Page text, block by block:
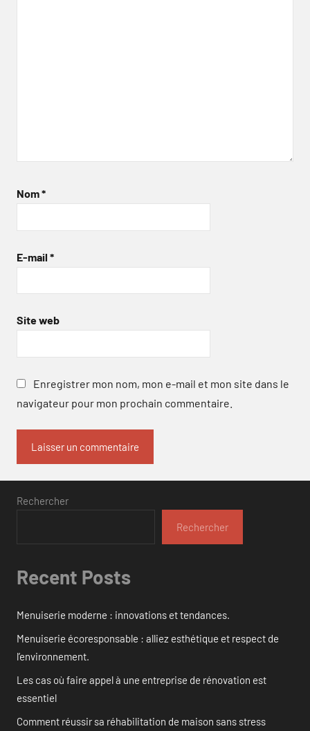
Nom*
E-mail *
Site web
Enregistrer mon nom, mon e-mail et mon site dans le
navigateur pour mon prochain commentaire.
Rechercher
Rechercher
Recent Posts
Menuiserie moderne : innovations et tendances.
Menuiserie écoresponsable : alliez esthétique et respect de
l’environnement.
Les cas où faire appel à une entreprise de rénovation est
essentiel
Comment réussir sa réhabilitation de maison sans stress